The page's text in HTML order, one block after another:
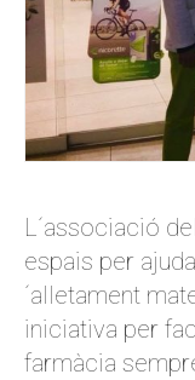
L´associació
espais per
´alletament
iniciativa per
farmàcia